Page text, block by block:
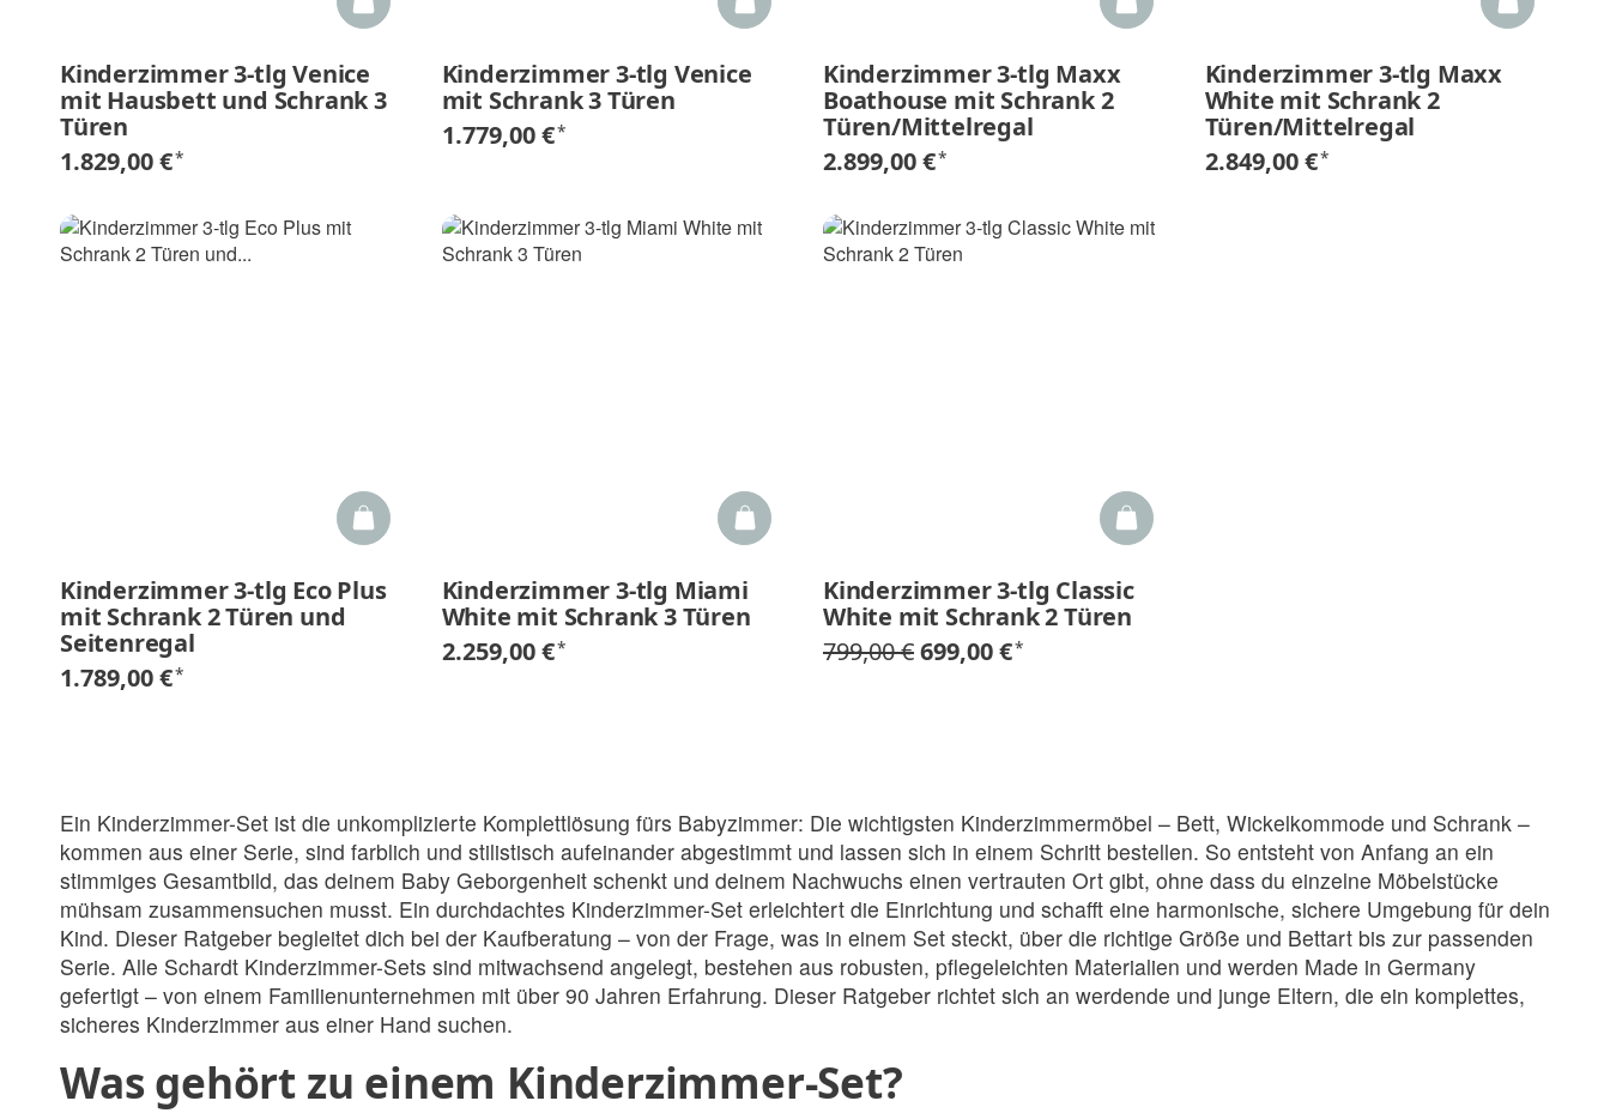
Kinderzimmer 3-tlg Venice
mit Hausbett und Schrank 3
Türen
1.829,00 €*
Kinderzimmer 3-tlg Venice
mit Schrank 3 Türen
1.779,00 €*
Kinderzimmer 3-tlg Maxx
Boathouse mit Schrank 2
Türen/Mittelregal
2.899,00 €*
Kinderzimmer 3-tlg Maxx
White mit Schrank 2
Türen/Mittelregal
2.849,00 €*
Kinderzimmer 3-tlg Eco Plus
mit Schrank 2 Türen und
Seitenregal
1.789,00 €*
Kinderzimmer 3-tlg Miami
White mit Schrank 3 Türen
2.259,00 €*
Kinderzimmer 3-tlg Classic
White mit Schrank 2 Türen
799,00 €699,00 €*
Ein Kinderzimmer-Set ist die unkomplizierte Komplettlösung fürs Babyzimmer: Die wichtigsten Kinderzimmermöbel – Bett, Wickelkommode und Schrank –
kommen aus einer Serie, sind farblich und stilistisch aufeinander abgestimmt und lassen sich in einem Schritt bestellen. So entsteht von Anfang an ein
stimmiges Gesamtbild, das deinem Baby Geborgenheit schenkt und deinem Nachwuchs einen vertrauten Ort gibt, ohne dass du einzelne Möbelstücke
mühsam zusammensuchen musst. Ein durchdachtes Kinderzimmer-Set erleichtert die Einrichtung und schafft eine harmonische, sichere Umgebung für dein
Kind. Dieser Ratgeber begleitet dich bei der Kaufberatung – von der Frage, was in einem Set steckt, über die richtige Größe und Bettart bis zur passenden
Serie. Alle Schardt Kinderzimmer-Sets sind mitwachsend angelegt, bestehen aus robusten, pflegeleichten Materialien und werden Made in Germany
gefertigt – von einem Familienunternehmen mit über 90 Jahren Erfahrung. Dieser Ratgeber richtet sich an werdende und junge Eltern, die ein komplettes,
sicheres Kinderzimmer aus einer Hand suchen.
Was gehört zu einem Kinderzimmer-Set?